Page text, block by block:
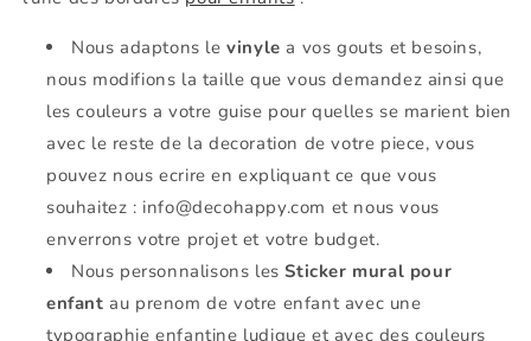
Nous adaptons levinyle a vos gouts et besoins,
nous modifions la taille que vous demandez ainsi que
les couleurs a votre guise pour quelles se marient bien
avec le reste de la decoration de votre piece, vous
pouvez nous ecrire en expliquant ce que vous
souhaitez : info@decohappy.com et nous vous
enverrons votre projet et votre budget.
Nous personnalisons lesSticker mural pour
enfant au prenom de votre enfant avec une
typographie enfantine ludique et avec des couleurs